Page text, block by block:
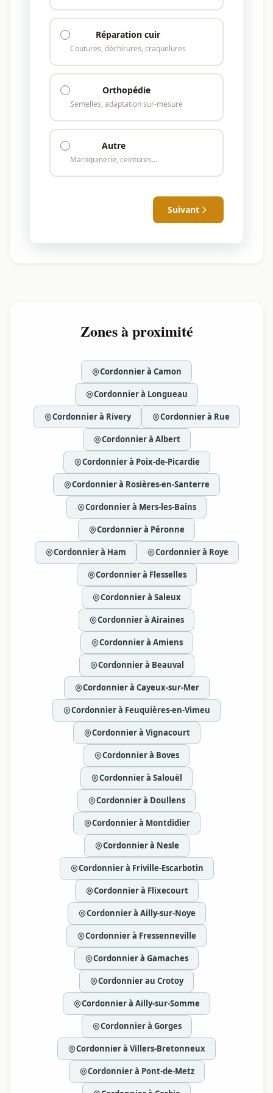
Réparation cuir
Coutures, déchirures, craquelures
Orthopédie
Semelles, adaptation sur-mesure
Autre
Maroquinerie, ceintures…
Suivant
Zones à proximité
Cordonnier à Camon
Cordonnier à Longueau
Cordonnier à Rivery Cordonnier à Rue
Cordonnier à Albert
Cordonnier à Poix-de-Picardie
Cordonnier à Rosières-en-Santerre
Cordonnier à Mers-les-Bains
Cordonnier à Péronne
Cordonnier à Ham Cordonnier à Roye
Cordonnier à Flesselles
Cordonnier à Saleux
Cordonnier à Airaines
Cordonnier à Amiens
Cordonnier à Beauval
Cordonnier à Cayeux-sur-Mer
Cordonnier à Feuquières-en-Vimeu
Cordonnier à Vignacourt
Cordonnier à Boves
Cordonnier à Salouël
Cordonnier à Doullens
Cordonnier à Montdidier
Cordonnier à Nesle
Cordonnier à Friville-Escarbotin
Cordonnier à Flixecourt
Cordonnier à Ailly-sur-Noye
Cordonnier à Fressenneville
Cordonnier à Gamaches
Cordonnier au Crotoy
Cordonnier à Ailly-sur-Somme
Cordonnier à Gorges
Cordonnier à Villers-Bretonneux
Cordonnier à Pont-de-Metz